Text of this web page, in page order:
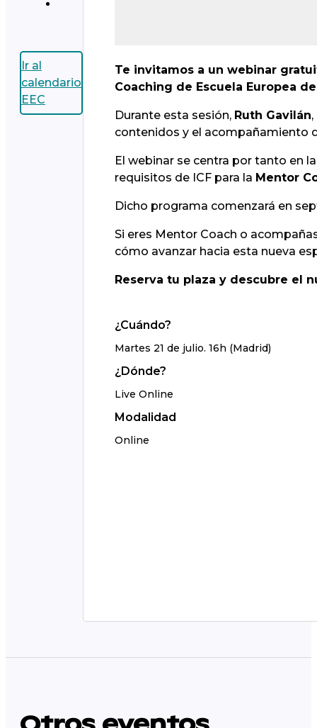
Ir al
calendario
EEC
Te invitamos a un webinar
Coaching de Escuela Europea
Durante esta sesión, Ruth Gavilán
contenidos y el acompañamiento
El webinar se centra por tanto en
requisitos de ICF para la Mentor
Dicho programa comenzará en
Si eres Mentor Coach o
cómo avanzar hacia esta nueva
Reserva tu plaza y descubre el
¿Cuándo?
Martes 21 de julio. 16h (Madrid)
¿Dónde?
Live Online
Modalidad
Online